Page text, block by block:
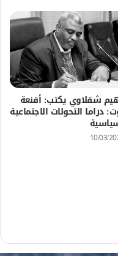
شقلاوي يكتب: أقنعة
دراما التحولات الاجتماعية
10/03/